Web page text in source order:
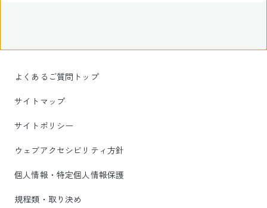
よくあるご質問トップ
サイトマップ
サイトポリシー
ウェブアクセシビリティ方針
個人情報・特定個人情報保護
規程類・取り決め